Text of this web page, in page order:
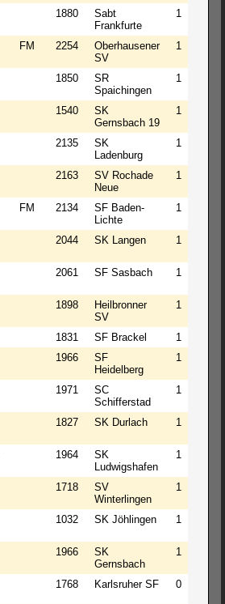
1880
Sabt
Frankfurte
1
FM 2254
Oberhausener
SV
1
1850
SR
Spaichingen
1
1540
SK
Gernsbach 19
1
2135
SK
Ladenburg
1
2163
SV Rochade
Neue
1
FM 2134
SF Baden-
Lichte
1
2044 SK Langen 1
2061 SF Sasbach 1
1898
Heilbronner
SV
1
1831 SF Brackel 1
1966
SF
Heidelberg
1
1971
SC
Schifferstad
1
1827 SK Durlach 1
1964
SK
Ludwigshafen
1
1718
SV
Winterlingen
1
1032 SK Jöhlingen 1
1966
SK
Gernsbach
1
1768 Karlsruher SF 0